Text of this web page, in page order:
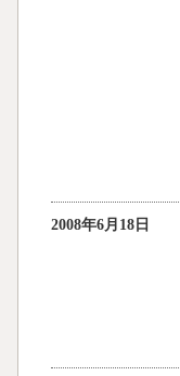
2008年6月18日